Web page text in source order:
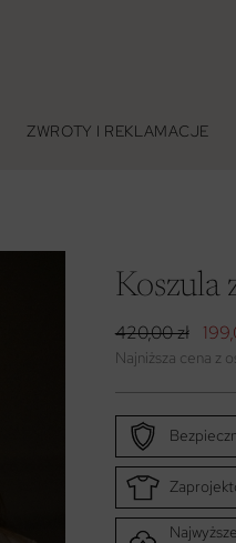
ZWROTY I REKLAMACJE
Koszula
Cena
regularna
420,00 zł
Najniższa cena z